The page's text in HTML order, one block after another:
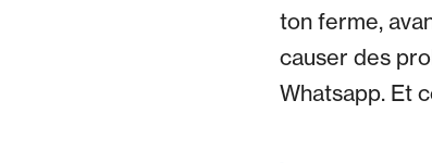
ton ferme,
causer des
Whatsapp. Et